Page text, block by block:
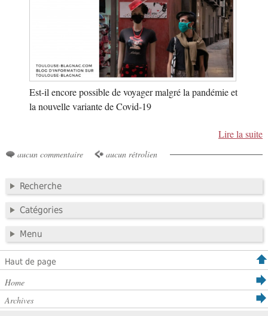
Est-il encore possible de voyager malgré la pandémie et
la nouvelle variante de Covid-19
Lire la suite
aucun commentaire aucun rétrolien
Recherche
Catégories
Menu
Haut de page
Home
Archives